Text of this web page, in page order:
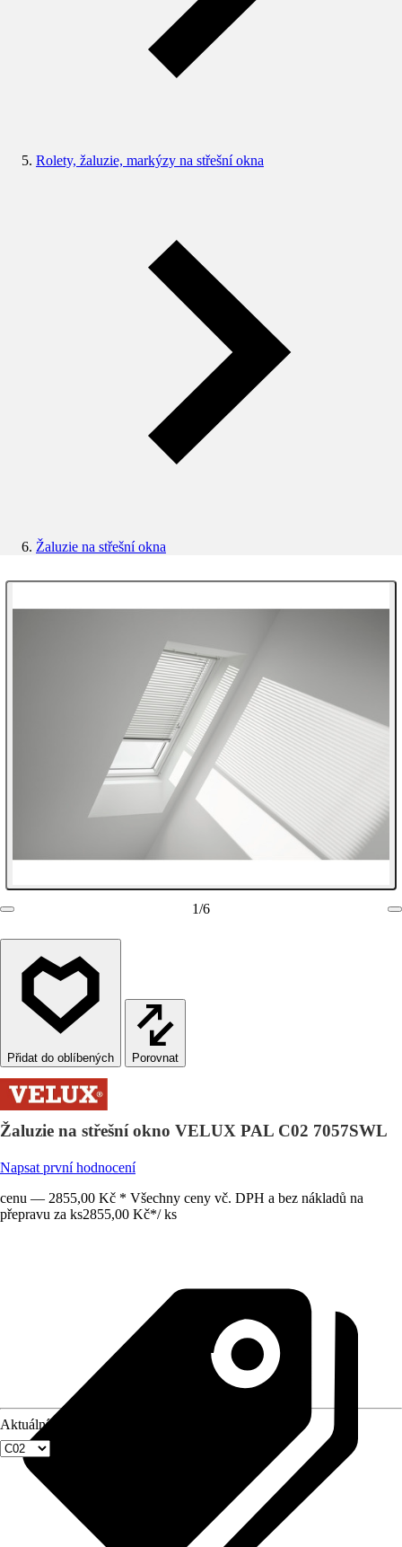
Rolety, žaluzie, markýzy na střešní okna
Žaluzie na střešní okna
1/6
Porovnat
Žaluzie na střešní okno VELUX PAL C02 7057SWL
Napsat první hodnocení
cenu — 2855,00 Kč * Všechny ceny vč. DPH a bez nákladů na
přepravu za ks2855,00 Kč*/ ks
Aktuální velikost okna